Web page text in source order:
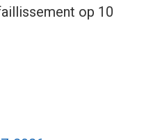
op 10